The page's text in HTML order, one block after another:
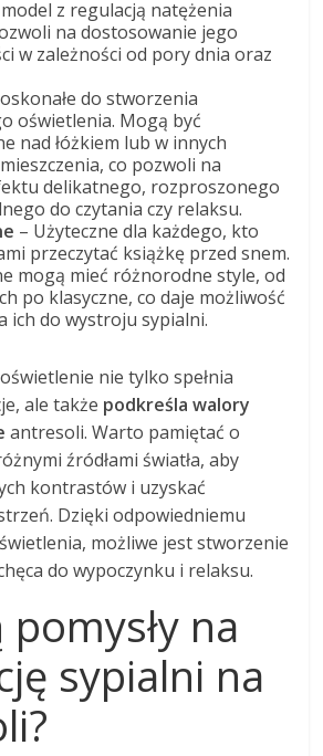
z regulacją natężenia
na dostosowanie jego
w zależności od pory dnia oraz
do stworzenia
oświetlenia. Mogą być
nad łóżkiem lub w innych
co pozwoli na
delikatnego, rozproszonego
do czytania czy relaksu.
– Użyteczne dla każdego, kto
przeczytać książkę przed snem.
mogą mieć różnorodne style, od
po klasyczne, co daje możliwość
ich do wystroju sypialni.
nie tylko spełnia
ale także podkreśla walory
antresoli. Warto pamiętać o
źródłami światła, aby
kontrastów i uzyskać
Dzięki odpowiedniemu
możliwe jest stworzenie
do wypoczynku i relaksu.
pomysły na
sypialni na